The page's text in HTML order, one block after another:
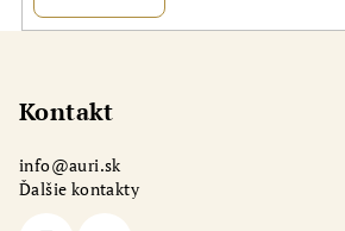
Kontakt
info@auri.sk
Ďalšie kontakty